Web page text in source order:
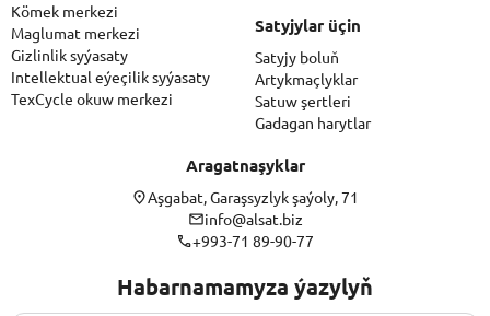
Kömek merkezi
Maglumat merkezi
Gizlinlik syýasaty
Intellektual eýeçilik syýasaty
TexCycle okuw merkezi
Satyjylar üçin
Satyjy boluň
Artykmaçlyklar
Satuw şertleri
Gadagan harytlar
Aragatnaşyklar
Aşgabat, Garaşsyzlyk şaýoly, 71
info@alsat.biz
+993-71 89-90-77
Habarnamamyza ýazylyň